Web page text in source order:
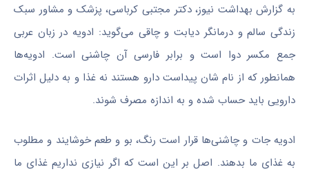
به گزارش بهداشت نیوز، دکتر مجتبی کرباسی، پزشک و مشاور سبک
زندگی سالم و درمانگر دیابت و چاقی می‌گوید: ادویه در زبان عربی
جمع مکسر دوا است و برابر فارسی آن چاشنی است. ادویه‌ها
همانطور که از نام شان پیداست دارو هستند نه غذا و به دلیل اثرات
دارویی باید حساب شده و به اندازه مصرف شوند.
ادویه‌ جات و چاشنی‌ها قرار است رنگ، بو و طعم خوشایند و مطلوب
به غذای ما بدهند. اصل بر این است که اگر نیازی نداریم غذای ما